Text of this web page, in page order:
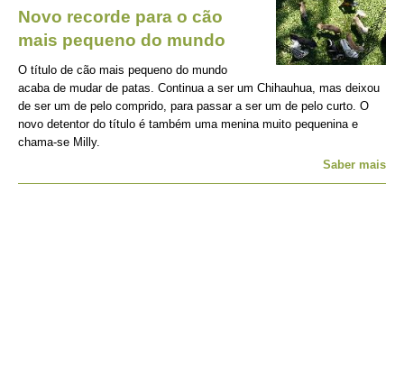
Novo recorde para o cão
mais pequeno do mundo
O título de cão mais pequeno do mundo
acaba de mudar de patas. Continua a ser um Chihauhua, mas deixou
de ser um de pelo comprido, para passar a ser um de pelo curto. O
novo detentor do título é também uma menina muito pequenina e
chama-se Milly.
Saber mais